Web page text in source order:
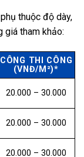
thuộc độ dày,
giá tham khảo:
CÔNG THI CÔNG
(VNĐ/M²)*
20.000 – 30.000
20.000 – 30.000
20.000 – 30.000